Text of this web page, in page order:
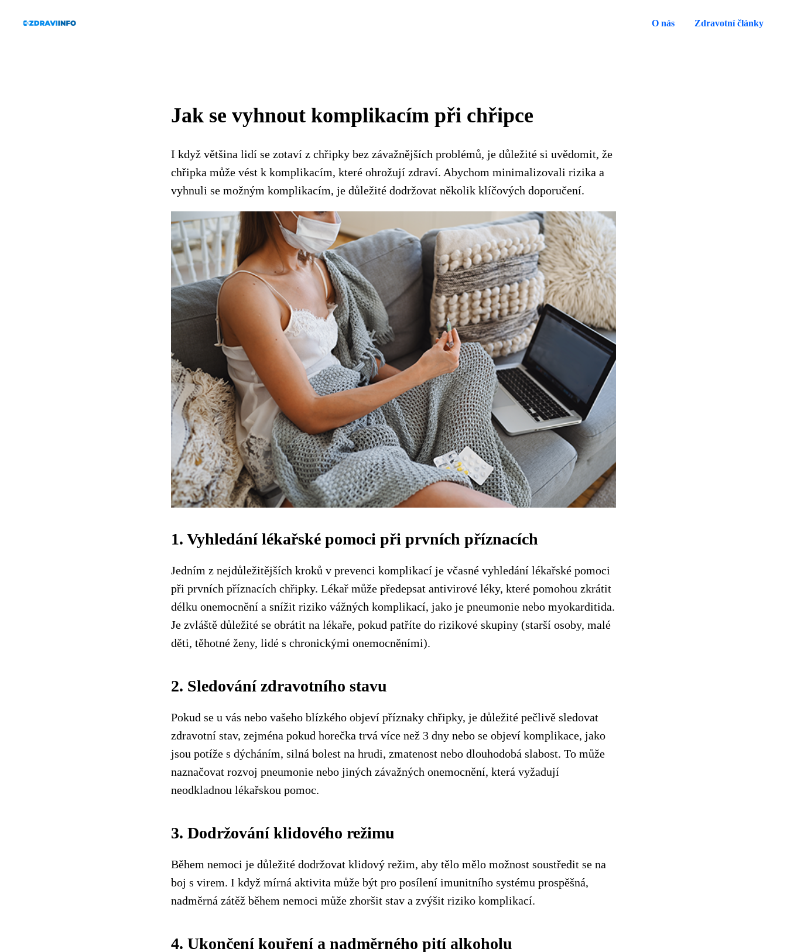
O nás Zdravotní články
Jak se vyhnout komplikacím při chřipce
I když většina lidí se zotaví z chřipky bez závažnějších problémů, je důležité si uvědomit, že
chřipka může vést k komplikacím, které ohrožují zdraví. Abychom minimalizovali rizika a
vyhnuli se možným komplikacím, je důležité dodržovat několik klíčových doporučení.
1. Vyhledání lékařské pomoci při prvních příznacích
Jedním z nejdůležitějších kroků v prevenci komplikací je včasné vyhledání lékařské pomoci
při prvních příznacích chřipky. Lékař může předepsat antivirové léky, které pomohou zkrátit
délku onemocnění a snížit riziko vážných komplikací, jako je pneumonie nebo myokarditida.
Je zvláště důležité se obrátit na lékaře, pokud patříte do rizikové skupiny (starší osoby, malé
děti, těhotné ženy, lidé s chronickými onemocněními).
2. Sledování zdravotního stavu
Pokud se u vás nebo vašeho blízkého objeví příznaky chřipky, je důležité pečlivě sledovat
zdravotní stav, zejména pokud horečka trvá více než 3 dny nebo se objeví komplikace, jako
jsou potíže s dýcháním, silná bolest na hrudi, zmatenost nebo dlouhodobá slabost. To může
naznačovat rozvoj pneumonie nebo jiných závažných onemocnění, která vyžadují
neodkladnou lékařskou pomoc.
3. Dodržování klidového režimu
Během nemoci je důležité dodržovat klidový režim, aby tělo mělo možnost soustředit se na
boj s virem. I když mírná aktivita může být pro posílení imunitního systému prospěšná,
nadměrná zátěž během nemoci může zhoršit stav a zvýšit riziko komplikací.
4. Ukončení kouření a nadměrného pití alkoholu